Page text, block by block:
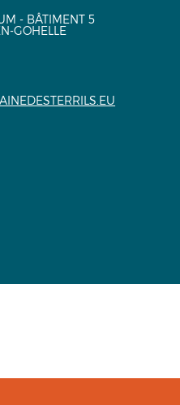
- BÂTIMENT 5
GOHELLE